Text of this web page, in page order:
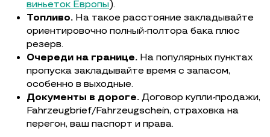
виньеток Европы).
Топливо. На такое расстояние закладывайте
ориентировочно полный-полтора бака плюс
резерв.
Очереди на границе. На популярных пунктах
пропуска закладывайте время с запасом,
особенно в выходные.
Документы в дороге. Договор купли-продажи,
Fahrzeugbrief/Fahrzeugschein, страховка на
перегон, ваш паспорт и права.